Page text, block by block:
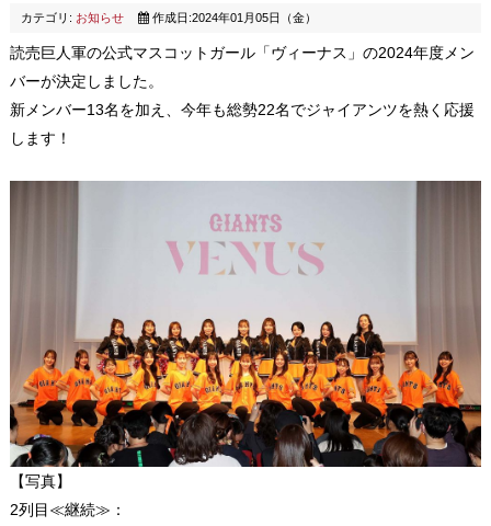
カテゴリ: お知らせ 作成日:2024年01月05日（金）
読売巨人軍の公式マスコットガール「ヴィーナス」の2024年度メン
バーが決定しました。
新メンバー13名を加え、今年も総勢22名でジャイアンツを熱く応援
します！
【写真】
2列目≪継続≫：